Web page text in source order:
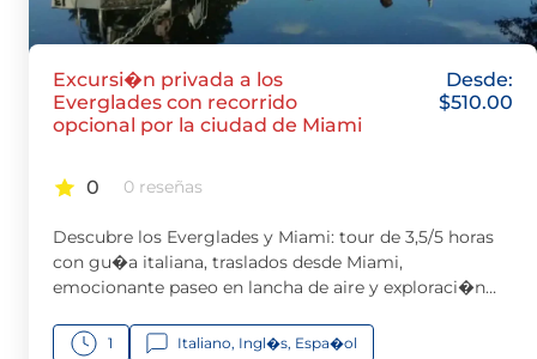
Excursi�n privada a los
Everglades con recorrido
opcional por la ciudad de Miami
Desde:
$510.00
0 0 reseñas
Descubre los Everglades y Miami: tour de 3,5/5 horas
con gu�a italiana, traslados desde Miami,
emocionante paseo en lancha de aire y exploraci�n
Bayside Marketplace.
1 Italiano, Ingl�s, Espa�ol